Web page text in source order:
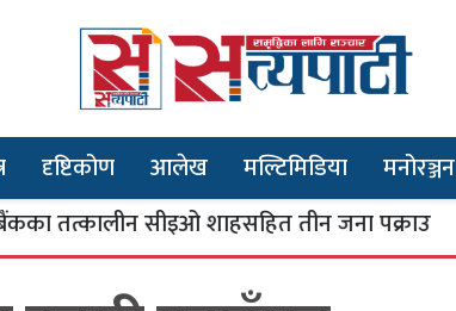
दृष्टिकोण आलेख मल्टिमिडिया मनोरञ्जन
सीइओ शाहसहित तीन जना पक्राउ